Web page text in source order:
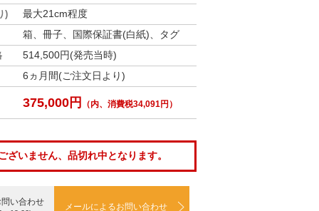
) 最大21cm程度
箱、冊子、国際保証書(白紙)、タグ
514,500円(発売当時)
6ヵ月間(ご注文日より)
375,000円 （内、消費税34,091円）
ざいません、品切れ中となります。
い合わせ
メールによるお問い合わせ